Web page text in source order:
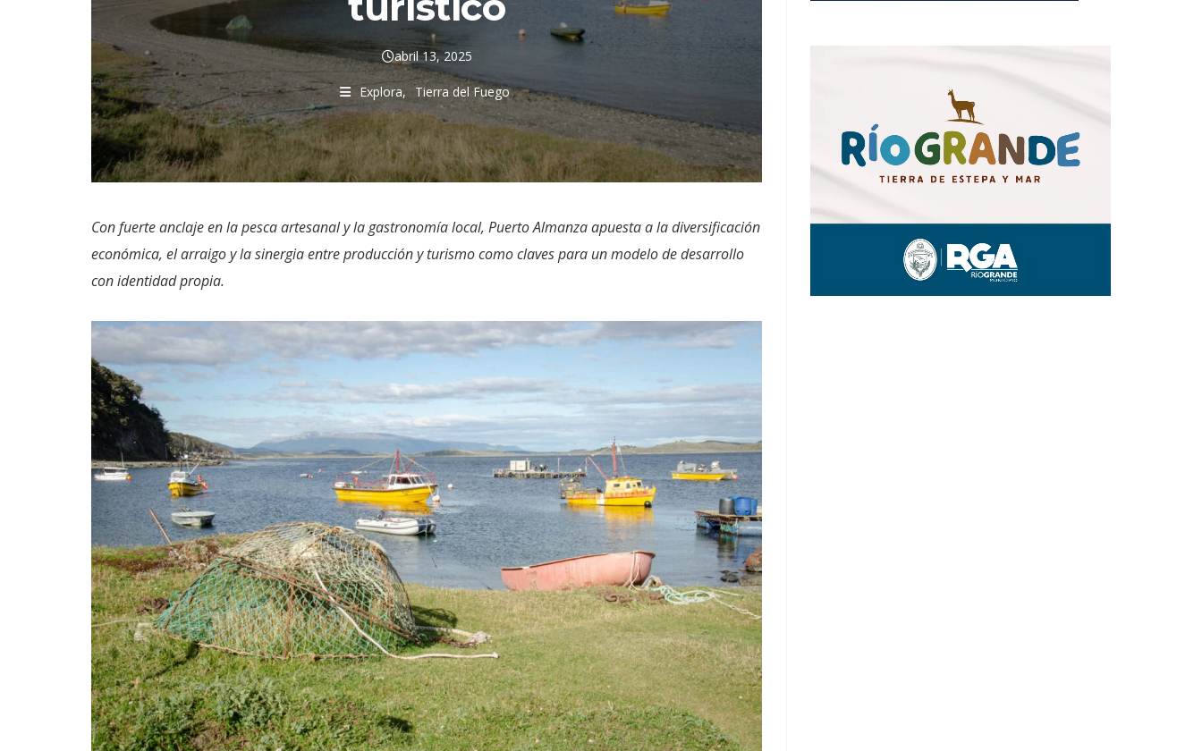
abril 13, 2025
Explora Tierra del Fuego
Con fuerte anclaje en la pesca artesanal y la gastronomía local, Puerto Almanza apuesta a la diversificación
económica, el arraigo y la sinergia entre producción y turismo como claves para un modelo de desarrollo
con identidad propia.